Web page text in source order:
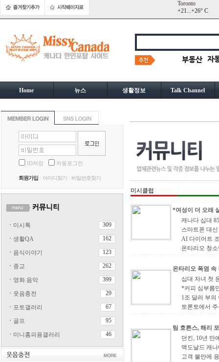
Toronto
+21...+26° C
Home 뉴스 생활정보 Talk Channel
ID저장 자동로그인
회원가입 아이디찾기 비밀번호찾기
ㆍ 미시톡 309
ㆍ 생활QA 162
ㆍ 음식이야기 123
ㆍ 종교 262
ㆍ 영화.음악 399
ㆍ 웃음충전 29
ㆍ 포토갤러리 67
ㆍ 골프 95
ㆍ 미니홈피용갤러리 46
미시클럽
*여성이 더 오래
캐나다 십대
스마트폰 대
AI 다이어트
온타리오 청
온타리오 폭염
십대 자녀 첫
*커피 심부름
1조 달러 부의
토론토에서
팀 호튼스, 해리
던킨, 10년 만
맥도날드 캐
고객 불만에